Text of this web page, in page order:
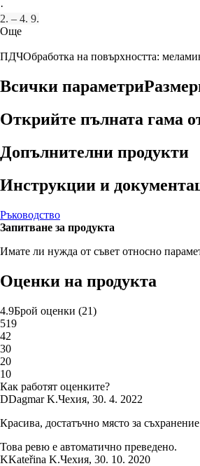
·
2. – 4. 9.
Още
ПДЧOбработка на повърхността:
Всички параметри
Открийте пълната гама
Допълнителни продукти
Инструкции и
Ръководство
Запитване за продукта
Имате ли нужда от съвет относно
Оценки на продукта
4.9Брой оценки (21)
519
42
30
20
10
Как работят оценките?
DDagmar K.Чехия, 30. 4. 2022
Красива, достатъчно място за съхранение
Това ревю е автоматично преведено.
KKateřina K.Чехия, 30. 10. 2020